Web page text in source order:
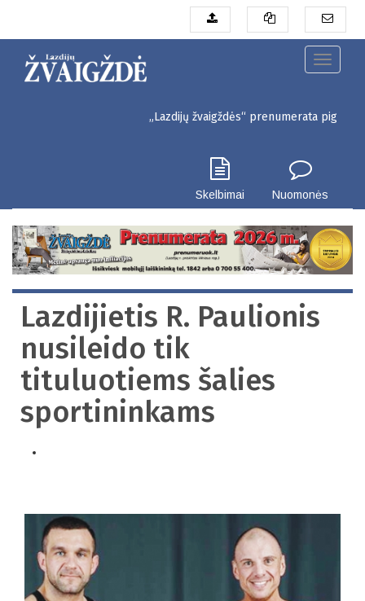
pagrindinį
Toggle
„Lazdijų žvaigždės“ prenumerata pigiau. Seinų
Skelbimai Nuomonės
Lazdijietis R. Paulionis
nusileido tik
tituluotiems šalies
sportininkams